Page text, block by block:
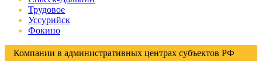
Трудовое
Уссурийск
Фокино
Компании в административных центрах субъектов РФ